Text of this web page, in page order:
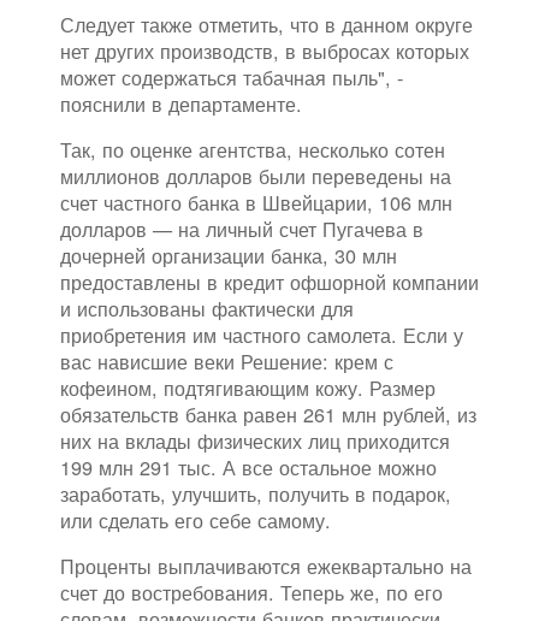
Следует также отметить, что в данном округе
нет других производств, в выбросах которых
может содержаться табачная пыль", -
пояснили в департаменте.
Так, по оценке агентства, несколько сотен
миллионов долларов были переведены на
счет частного банка в Швейцарии, 106 млн
долларов — на личный счет Пугачева в
дочерней организации банка, 30 млн
предоставлены в кредит офшорной компании
и использованы фактически для
приобретения им частного самолета. Если у
вас нависшие веки Решение: крем с
кофеином, подтягивающим кожу. Размер
обязательств банка равен 261 млн рублей, из
них на вклады физических лиц приходится
199 млн 291 тыс. А все остальное можно
заработать, улучшить, получить в подарок,
или сделать его себе самому.
Проценты выплачиваются ежеквартально на
счет до востребования. Теперь же, по его